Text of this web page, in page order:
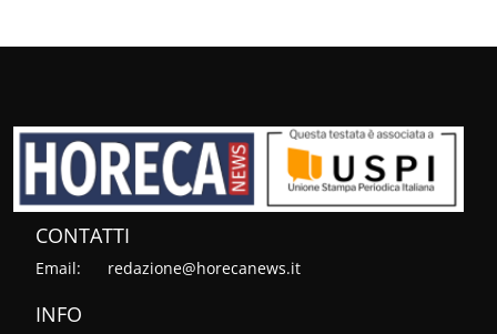
CONTATTI
Email: redazione@horecanews.it
INFO